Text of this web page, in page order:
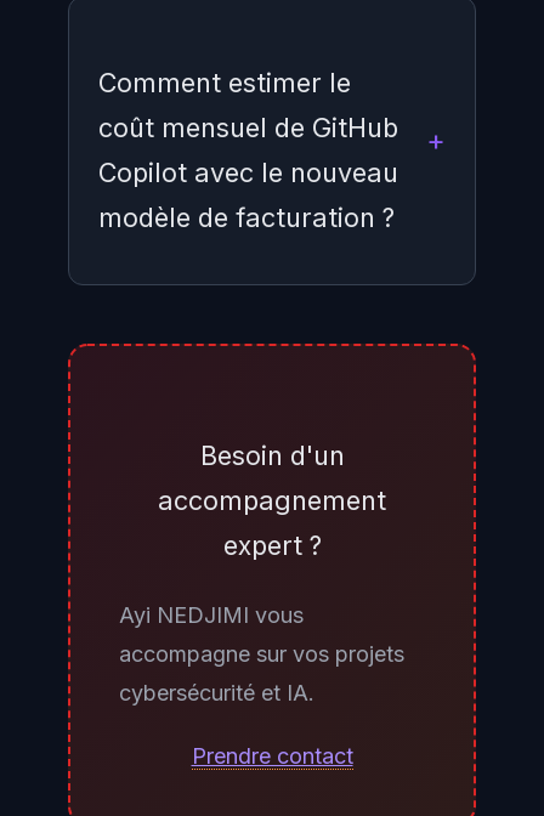
Comment estimer le
coût mensuel de GitHub
Copilot avec le nouveau
modèle de facturation ?
les usages courants (complétions
restent illimités et ne consomment
pas de crédits. L'essentiel de la
du chat IA étendu, des revues de
code automatisées et surtout des
agents Copilot. Pour une équipe
de dix développeurs utilisant le
Besoin d'un
accompagnement
expert ?
Ayi NEDJIMI vous
accompagne sur vos projets
cybersécurité et IA.
Prendre contact